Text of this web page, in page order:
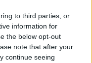
to third parties, or
information for
the below opt-out
note that after your
continue seeing